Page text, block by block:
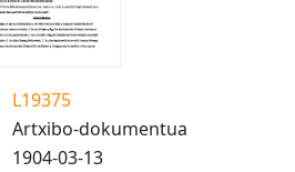
L19375
Artxibo-dokumentua
1904-03-13